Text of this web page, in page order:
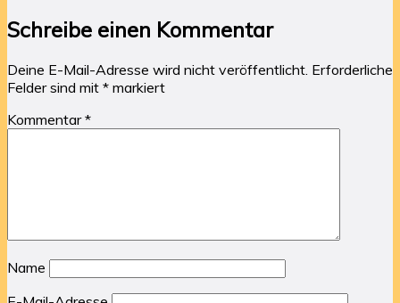
Schreibe einen Kommentar
Deine E-Mail-Adresse wird nicht veröffentlicht. Erforderliche
Felder sind mit * markiert
Kommentar*
Name